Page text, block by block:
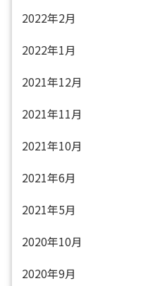
2022年2月
2022年1月
2021年12月
2021年11月
2021年10月
2021年6月
2021年5月
2020年10月
2020年9月